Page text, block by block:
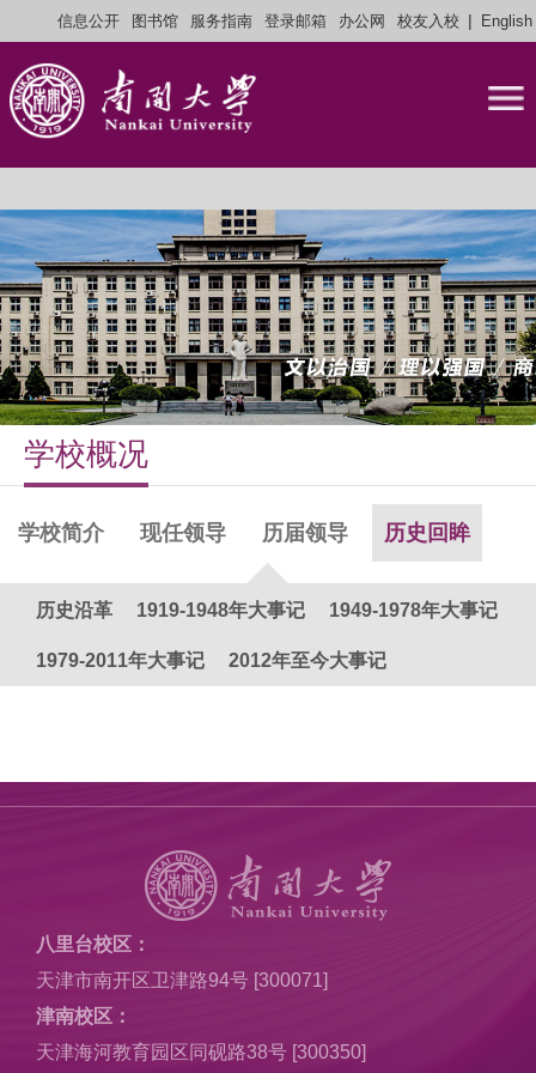
信息公开 图书馆 服务指南 登录邮箱 办公网 校友入校 | English
学校概况
学校简介 现任领导 历届领导 历史回眸
历史沿革 1919-1948年大事记 1949-1978年大事记
1979-2011年大事记 2012年至今大事记
八里台校区：
天津市南开区卫津路94号 [300071]
津南校区：
天津海河教育园区同砚路38号 [300350]